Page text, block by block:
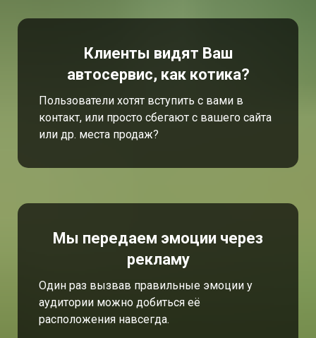
Клиенты видят Ваш
автосервис, как котика?
Пользователи хотят вступить с вами в
контакт, или просто сбегают с вашего сайта
или др. места продаж?
Мы передаем эмоции через
рекламу
Один раз вызвав правильные эмоции у
аудитории можно добиться её
расположения навсегда.